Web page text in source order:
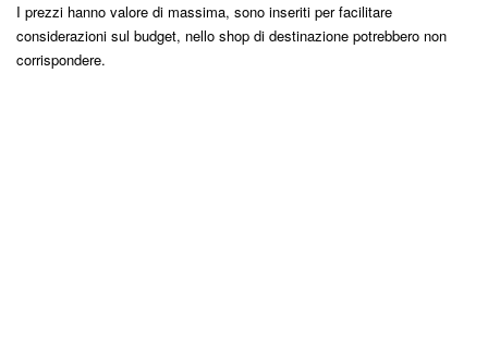
I prezzi hanno valore di massima, sono inseriti per facilitare
considerazioni sul budget, nello shop di destinazione potrebbero non
corrispondere.